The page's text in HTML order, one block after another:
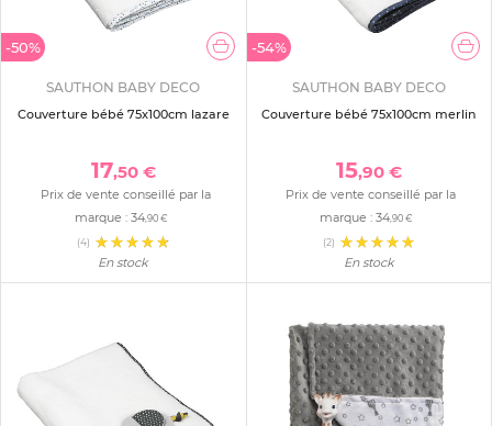
-50%
SAUTHON BABY DECO
Couverture bébé 75x100cm lazare
17,50 €
Prix de vente conseillé par la
marque : 34,90 €
(4)
En stock
-54%
SAUTHON BABY DECO
Couverture bébé 75x100cm merlin
15,90 €
Prix de vente conseillé par la
marque :34 ,90 €
(2)
En stock